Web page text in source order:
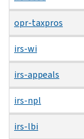
opr-taxpros
irs-wi
irs-appeals
irs-npl
irs-lbi